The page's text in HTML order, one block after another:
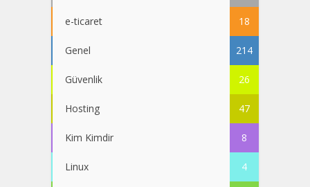
e-ticaret 18
Genel 214
Güvenlik 26
Hosting 47
Kim Kimdir 8
Linux 4